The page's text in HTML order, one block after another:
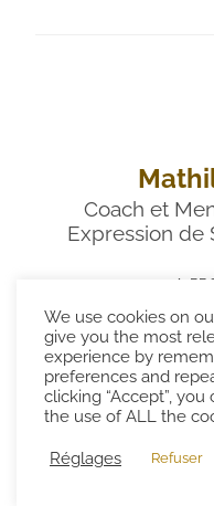
Coach et
Expression de
A
LES ÉVÉNEMENTS
© 2026 –
We use cookies on
give you the most
experience by
preferences and
clicking “Accept”,
the use of ALL the
Réglages Refuser